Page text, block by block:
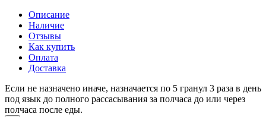
Описание
Наличие
Отзывы
Как купить
Оплата
Доставка
Если не назначено иначе, назначается по 5 гранул 3 раза в день
под язык до полного рассасывания за полчаса до или через
полчаса после еды.